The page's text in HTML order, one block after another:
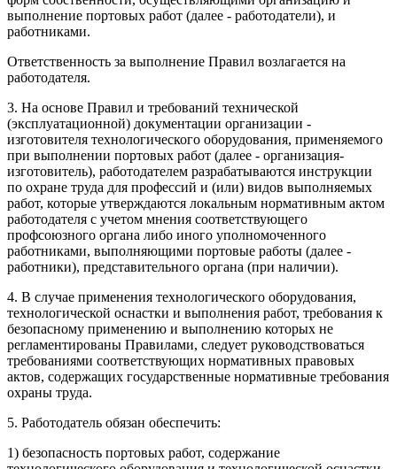
выполнение портовых работ (далее - работодатели), и
работниками.
Ответственность за выполнение Правил возлагается на
работодателя.
3. На основе Правил и требований технической
(эксплуатационной) документации организации -
изготовителя технологического оборудования, применяемого
при выполнении портовых работ (далее - организация-
изготовитель), работодателем разрабатываются инструкции
по охране труда для профессий и (или) видов выполняемых
работ, которые утверждаются локальным нормативным актом
работодателя с учетом мнения соответствующего
профсоюзного органа либо иного уполномоченного
работниками, выполняющими портовые работы (далее -
работники), представительного органа (при наличии).
4. В случае применения технологического оборудования,
технологической оснастки и выполнения работ, требования к
безопасному применению и выполнению которых не
регламентированы Правилами, следует руководствоваться
требованиями соответствующих нормативных правовых
актов, содержащих государственные нормативные требования
охраны труда.
5. Работодатель обязан обеспечить:
1) безопасность портовых работ, содержание